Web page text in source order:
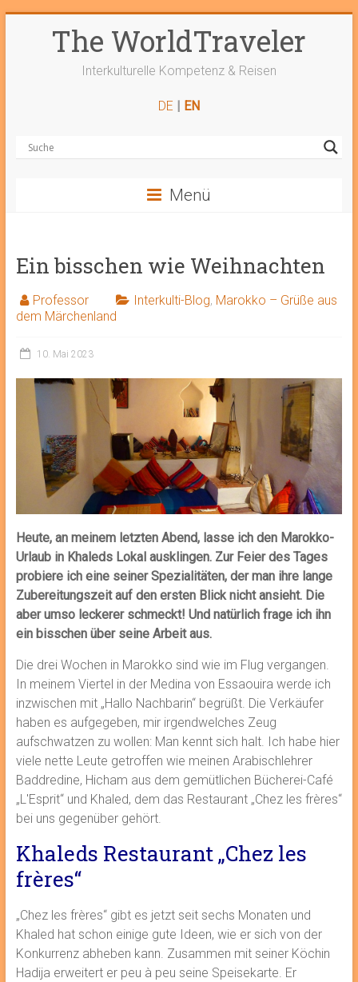
The WorldTraveler
Interkulturelle Kompetenz & Reisen
DE | EN
Menü
Ein bisschen wie Weihnachten
Professor Interkulti-Blog, Marokko – Grüße aus
dem Märchenland
10. Mai 2023
Heute, an meinem letzten Abend, lasse ich den Marokko-
Urlaub in Khaleds Lokal ausklingen. Zur Feier des Tages
probiere ich eine seiner Spezialitäten, der man ihre lange
Zubereitungszeit auf den ersten Blick nicht ansieht. Die
aber umso leckerer schmeckt! Und natürlich frage ich ihn
ein bisschen über seine Arbeit aus.
Die drei Wochen in Marokko sind wie im Flug vergangen.
In meinem Viertel in der Medina von Essaouira werde ich
inzwischen mit „Hallo Nachbarin“ begrüßt. Die Verkäufer
haben es aufgegeben, mir irgendwelches Zeug
aufschwatzen zu wollen: Man kennt sich halt. Ich habe hier
viele nette Leute getroffen wie meinen Arabischlehrer
Baddredine, Hicham aus dem gemütlichen Bücherei-Café
„L′Esprit“ und Khaled, dem das Restaurant „Chez les frères“
bei uns gegenüber gehört.
Khaleds Restaurant „Chez les
frères“
„Chez les frères“ gibt es jetzt seit sechs Monaten und
Khaled hat schon einige gute Ideen, wie er sich von der
Konkurrenz abheben kann. Zusammen mit seiner Köchin
Hadija erweitert er peu à peu seine Speisekarte. Er